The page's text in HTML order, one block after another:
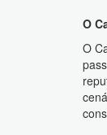
O
O